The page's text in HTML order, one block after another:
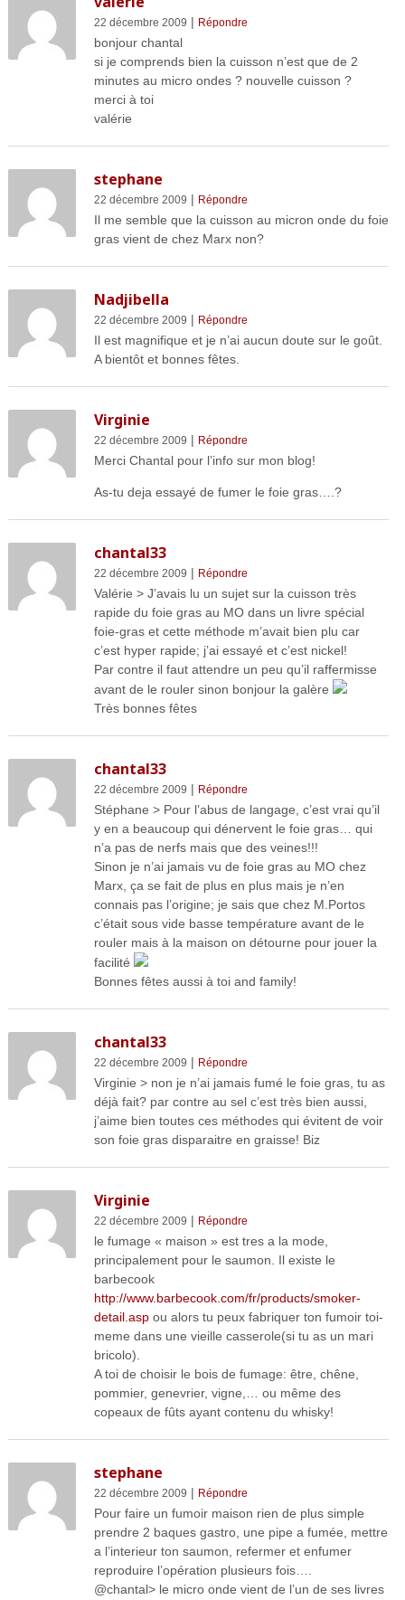
22 décembre 2009 | Répondre
bonjour chantal
si je comprends bien la cuisson n’est que de 2
minutes au micro ondes ? nouvelle cuisson ?
merci à toi
valérie
stephane
22 décembre 2009 | Répondre
Il me semble que la cuisson au micron onde du foie
gras vient de chez Marx non?
Nadjibella
22 décembre 2009 | Répondre
Il est magnifique et je n’ai aucun doute sur le goût.
A bientôt et bonnes fêtes.
Virginie
22 décembre 2009 | Répondre
Merci Chantal pour l’info sur mon blog!
As-tu deja essayé de fumer le foie gras….?
chantal33
22 décembre 2009 | Répondre
Valérie > J’avais lu un sujet sur la cuisson très
rapide du foie gras au MO dans un livre spécial
foie-gras et cette méthode m’avait bien plu car
c’est hyper rapide; j’ai essayé et c’est nickel!
Par contre il faut attendre un peu qu’il raffermisse
avant de le rouler sinon bonjour la galère
Très bonnes fêtes
chantal33
22 décembre 2009 | Répondre
Stéphane > Pour l’abus de langage, c’est vrai qu’il
y en a beaucoup qui dénervent le foie gras… qui
n’a pas de nerfs mais que des veines!!!
Sinon je n’ai jamais vu de foie gras au MO chez
Marx, ça se fait de plus en plus mais je n’en
connais pas l’origine; je sais que chez M.Portos
c’était sous vide basse température avant de le
rouler mais à la maison on détourne pour jouer la
facilité
Bonnes fêtes aussi à toi and family!
chantal33
22 décembre 2009 | Répondre
Virginie > non je n’ai jamais fumé le foie gras, tu as
déjà fait? par contre au sel c’est très bien aussi,
j’aime bien toutes ces méthodes qui évitent de voir
son foie gras disparaitre en graisse! Biz
Virginie
22 décembre 2009 | Répondre
le fumage « maison » est tres a la mode,
principalement pour le saumon. Il existe le
barbecook
http://www.barbecook.com/fr/products/smoker-
detail.aspou alors tu peux fabriquer ton fumoir toi-
meme dans une vieille casserole(si tu as un mari
bricolo).
A toi de choisir le bois de fumage: être, chêne,
pommier, genevrier, vigne,… ou même des
copeaux de fûts ayant contenu du whisky!
stephane
22 décembre 2009 | Répondre
Pour faire un fumoir maison rien de plus simple
prendre 2 baques gastro, une pipe a fumée, mettre
a l’interieur ton saumon, refermer et enfumer
reproduire l’opération plusieurs fois….
@chantal> le micro onde vient de l’un de ses livres